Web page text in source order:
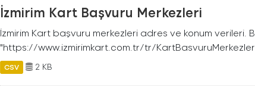
İzmirim Kart Başvuru Merkezleri
İzmirim Kart başvuru merkezleri adres ve konum verileri.
"https://www.izmirimkart.com.tr/tr/
CSV 2 KB